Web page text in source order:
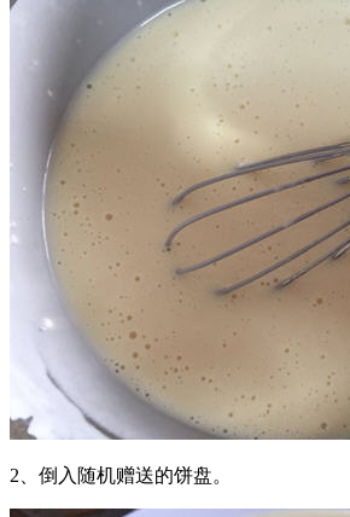
2、倒入随机赠送的饼盘。